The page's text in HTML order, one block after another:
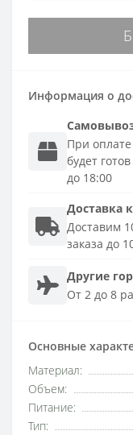
Информация о
При оплате
будет
до 18:00
Доставка
Доставим
заказа до
Другие
От 2 до 8
Основные
Материал:
Объем:
Питание:
Тип: